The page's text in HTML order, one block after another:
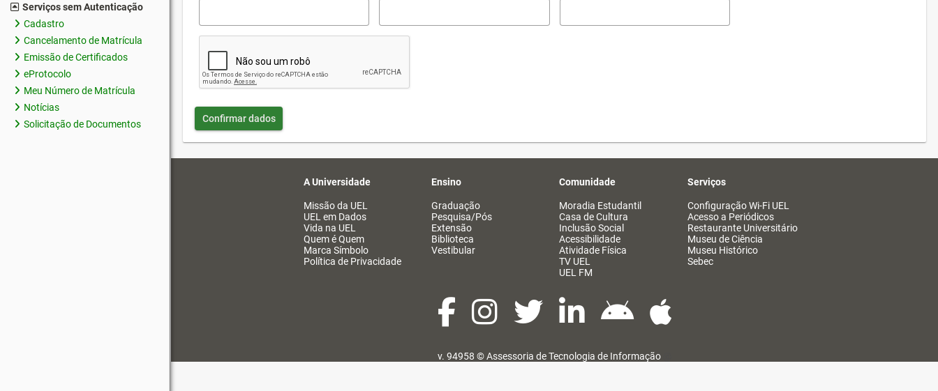
Serviços sem Autenticação
Cadastro
Cancelamento de Matrícula
Emissão de Certificados
eProtocolo
Meu Número de Matrícula
Notícias
Solicitação de Documentos
Confirmar dados
A Universidade
Missão da UEL
UEL em Dados
Vida na UEL
Quem é Quem
Marca Símbolo
Política de Privacidade
Ensino
Graduação
Pesquisa/Pós
Extensão
Biblioteca
Vestibular
Comunidade
Moradia Estudantil
Casa de Cultura
Inclusão Social
Acessibilidade
Atividade Física
TV UEL
UEL FM
Serviços
Configuração Wi-Fi UEL
Acesso a Periódicos
Restaurante Universitário
Museu de Ciência
Museu Histórico
Sebec
v. 94958 ©Assessoria de Tecnologia de Informação